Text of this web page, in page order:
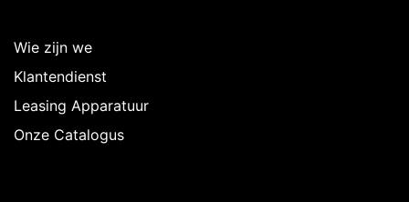
Wie zijn we
Klantendienst
Leasing Apparatuur
Onze Catalogus